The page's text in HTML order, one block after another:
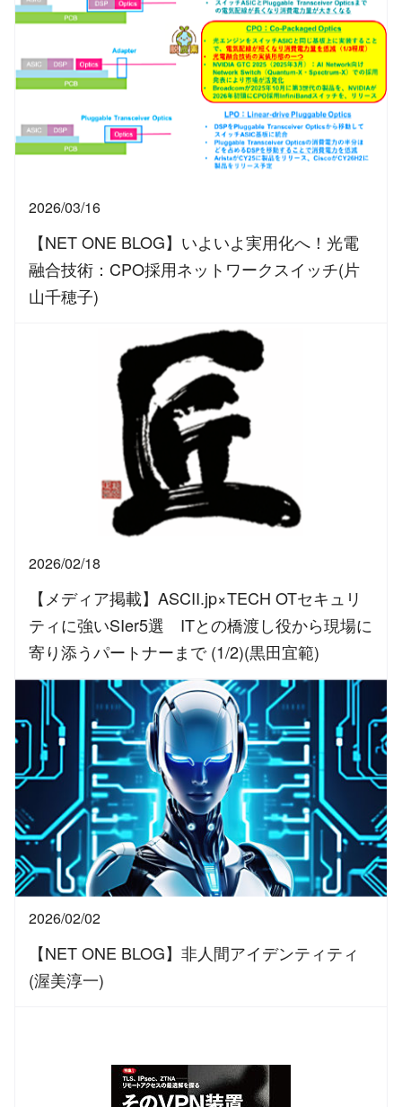
2026/03/16
【NET ONE BLOG】いよいよ実用化へ！光電
融合技術：CPO採用ネットワークスイッチ(片
山千穂子)
2026/02/18
【メディア掲載】ASCII.jp×TECH OTセキュリ
ティに強いSIer5選 ITとの橋渡し役から現場に
寄り添うパートナーまで (1/2)(黒田宜範)
2026/02/02
【NET ONE BLOG】非人間アイデンティティ
(渥美淳一)